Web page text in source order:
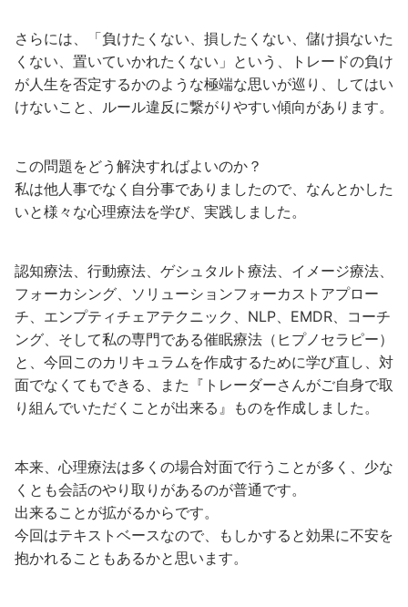
さらには、「負けたくない、損したくない、儲け損ないた
くない、置いていかれたくない」という、トレードの負け
が人生を否定するかのような極端な思いが巡り、してはい
けないこと、ルール違反に繋がりやすい傾向があります。
この問題をどう解決すればよいのか？
私は他人事でなく自分事でありましたので、なんとかした
いと様々な心理療法を学び、実践しました。
認知療法、行動療法、ゲシュタルト療法、イメージ療法、
フォーカシング、ソリューションフォーカストアプロー
チ、エンプティチェアテクニック、NLP、EMDR、コーチ
ング、そして私の専門である催眠療法（ヒプノセラピー）
と、今回このカリキュラムを作成するために学び直し、対
面でなくてもできる、また『トレーダーさんがご自身で取
り組んでいただくことが出来る』ものを作成しました。
本来、心理療法は多くの場合対面で行うことが多く、少な
くとも会話のやり取りがあるのが普通です。
出来ることが拡がるからです。
今回はテキストベースなので、もしかすると効果に不安を
抱かれることもあるかと思います。